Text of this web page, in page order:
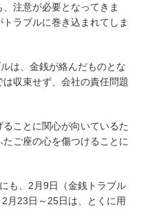
注意が必要となってきま
ラブルに巻き込まれてしま
は、金銭が絡んだものとな
収束せず、会社の責任問題
ことに関心が向いているた
ご座の心を傷つけることに
も、2月9日（金銭トラブル
月23日～25日は、とくに用